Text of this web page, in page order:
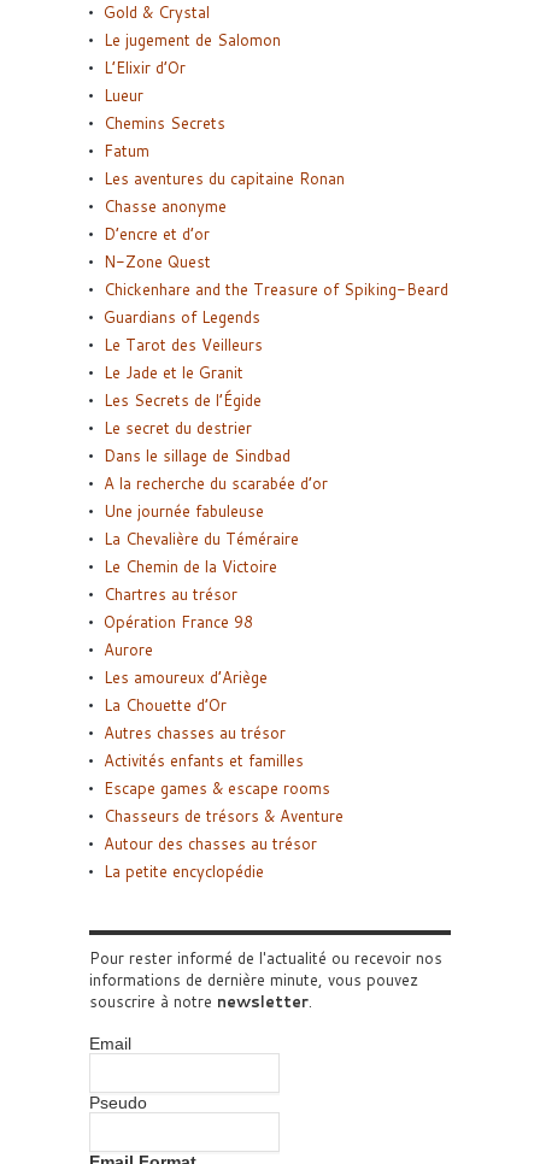
Gold & Crystal
Le jugement de Salomon
L’Elixir d’Or
Lueur
Chemins Secrets
Fatum
Les aventures du capitaine Ronan
Chasse anonyme
D’encre et d’or
N-Zone Quest
Chickenhare and the Treasure of Spiking-Beard
Guardians of Legends
Le Tarot des Veilleurs
Le Jade et le Granit
Les Secrets de l’Égide
Le secret du destrier
Dans le sillage de Sindbad
A la recherche du scarabée d’or
Une journée fabuleuse
La Chevalière du Téméraire
Le Chemin de la Victoire
Chartres au trésor
Opération France 98
Aurore
Les amoureux d’Ariège
La Chouette d’Or
Autres chasses au trésor
Activités enfants et familles
Escape games & escape rooms
Chasseurs de trésors & Aventure
Autour des chasses au trésor
La petite encyclopédie
Pour rester informé de l'actualité ou recevoir nos
informations de dernière minute, vous pouvez
souscrire à notre newsletter.
Email
Pseudo